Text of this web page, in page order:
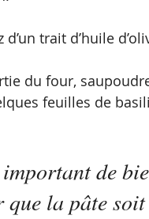
d’un trait d’huile
du four,
feuilles de
de
que la pâte